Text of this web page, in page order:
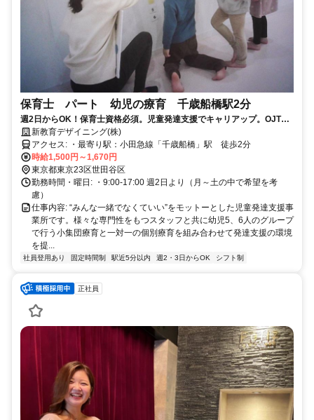
保育士 パート 幼児の療育 千歳船橋駅2分
週2日からOK！保育士資格必須。児童発達支援でキャリアップ。OJTで
丁寧に指導します。
新教育デザイニング(株)
アクセス: ・最寄り駅：小田急線「千歳船橋」駅 徒歩2分
時給1,500円～1,670円
東京都東京23区世田谷区
勤務時間・曜日: ・9:00-17:00 週2日より（月～土の中で希望を考
慮）
仕事内容: “みんな一緒でなくていい”をモットーとした児童発達支援事
業所です。様々な専門性をもつスタッフと共に幼児5、6人のグループ
で行う小集団療育と一対一の個別療育を組み合わせて発達支援の環境
を提...
社員登用あり 固定時間制 駅近5分以内 週2・3日からOK シフト制
正社員